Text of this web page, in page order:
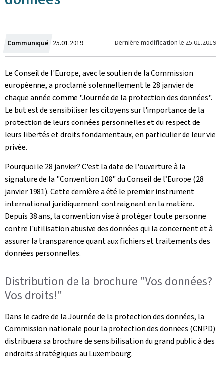
Communiqué Crée
le
25.01.2019 Dernière modification le 25.01.2019
Le Conseil de l'Europe, avec le soutien de la Commission
européenne, a proclamé solennellement le 28 janvier de
chaque année comme "Journée de la protection des données".
Le but est de sensibiliser les citoyens sur l'importance de la
protection de leurs données personnelles et du respect de
leurs libertés et droits fondamentaux, en particulier de leur vie
privée.
Pourquoi le 28 janvier? C'est la date de l'ouverture à la
signature de la "Convention 108" du Conseil de l’Europe (28
janvier 1981). Cette dernière a été le premier instrument
international juridiquement contraignant en la matière.
Depuis 38 ans, la convention vise à protéger toute personne
contre l'utilisation abusive des données qui la concernent et à
assurer la transparence quant aux fichiers et traitements des
données personnelles.
Distribution de la brochure "Vos données?
Vos droits!"
Dans le cadre de la Journée de la protection des données, la
Commission nationale pour la protection des données (CNPD)
distribuera sa brochure de sensibilisation du grand public à des
endroits stratégiques au Luxembourg.